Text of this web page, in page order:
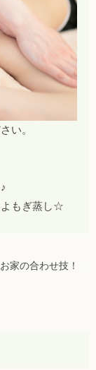
い。
もぎ蒸し☆
家の合わせ技！